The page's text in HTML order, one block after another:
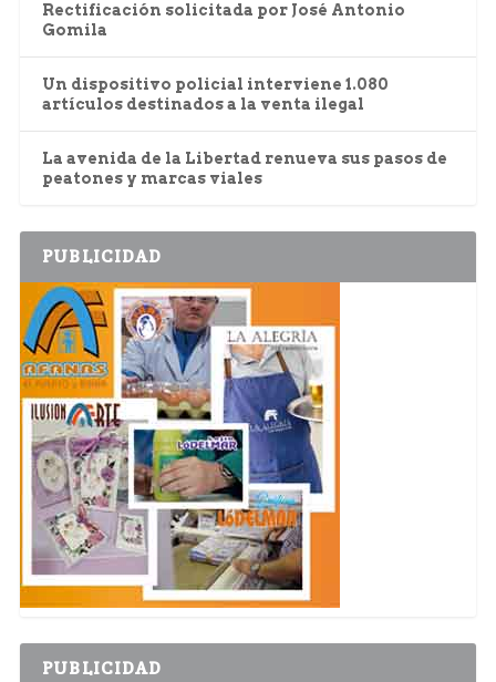
Rectificación solicitada por José Antonio
Gomila
Un dispositivo policial interviene 1.080
artículos destinados a la venta ilegal
La avenida de la Libertad renueva sus pasos de
peatones y marcas viales
PUBLICIDAD
PUBLICIDAD